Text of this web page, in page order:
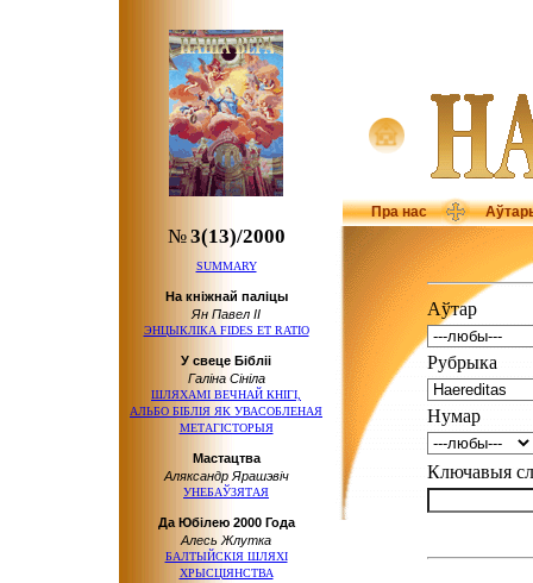
Пра нас
№3(13)/2000
SUMMARY
На кніжнай паліцы
Ян Павел ІІ
ЭНЦЫКЛІКА FIDES ET RATIO
У свеце Бібліі
Галіна Сініла
ШЛЯХАМІ ВЕЧНАЙ КНІГІ,
АЛЬБО БІБЛІЯ ЯК УВАСОБЛЕНАЯ
МЕТАГІСТОРЫЯ
Мастацтва
Аляксандр Ярашэвіч
УНЕБАЎЗЯТАЯ
Да Юбілею 2000 Года
Алесь Жлутка
БАЛТЫЙСКІЯ ШЛЯХІ
ХРЫСЦІЯНСТВА
Аўтар
Рубрыка
Нумар
Ключавыя